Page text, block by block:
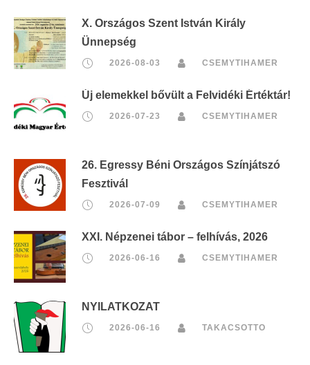
X. Országos Szent István Király
Ünnepség
2026-08-03 CSEMYTIHAMER
Új elemekkel bővült a Felvidéki Értéktár!
2026-07-23 CSEMYTIHAMER
26. Egressy Béni Országos Színjátszó
Fesztivál
2026-07-09 CSEMYTIHAMER
XXI. Népzenei tábor – felhívás, 2026
2026-06-16 CSEMYTIHAMER
NYILATKOZAT
2026-06-16 TAKACSOTTO